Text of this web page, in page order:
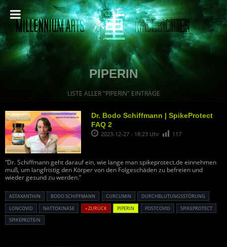
PIPERIN
LISTE ALLER "PIPERIN" EINTRÄGE
Dr. Bodo Schiffmann | SpikeProtect
FAQ 2
2023-12-27 - 18:23 Uhr 117
“Dr. Schiffmann geht darauf ein, wie lange man spikeprotect.de einnehmen
muß, um langfristig den Körper von den Folgeschäden zu befreien und
wieder gesund zu werden.”
ASTAXANTHIN BODO SCHIFFMANN CURCUMIN
DURCHBLUTUNGSSTÖRUNG
LONCOVID
NATTOKINASE « ZURÜCK PIPERIN POSTCOVID
SPIKEPROTECT
SPIKEPROTEIN